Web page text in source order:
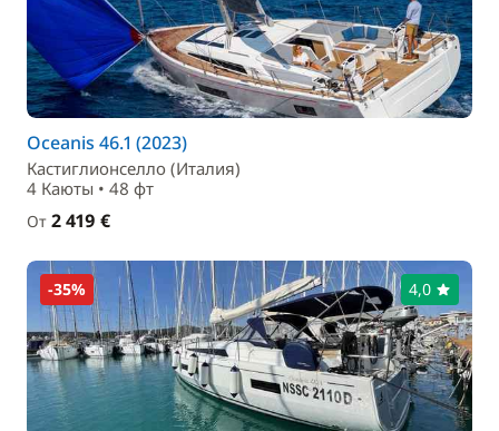
Oceanis 46.1 (2023)
Кастиглионселло (Италия)
4 Каюты • 48 фт
От 2 419 €
-35% 4,0